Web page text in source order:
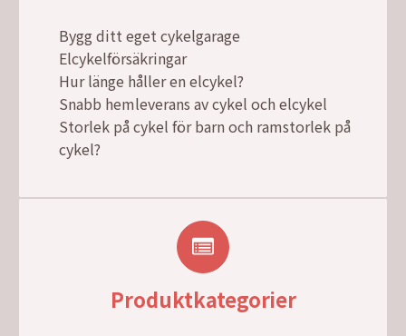
Bygg ditt eget cykelgarage
Elcykelförsäkringar
Hur länge håller en elcykel?
Snabb hemleverans av cykel och elcykel
Storlek på cykel för barn och ramstorlek på
cykel?
Produktkategorier